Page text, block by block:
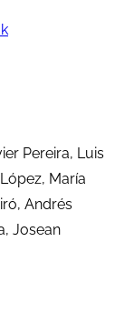
Pereira, Luis
María
Andrés
Josean